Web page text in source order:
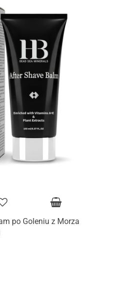
po Goleniu z Morza